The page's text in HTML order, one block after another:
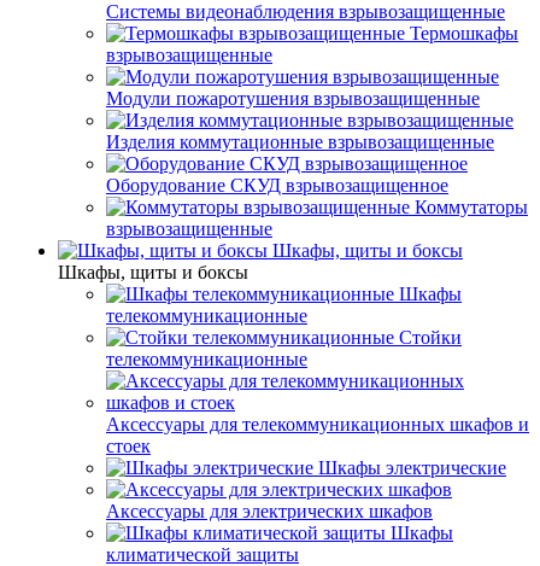
Системы видеонаблюдения взрывозащищенные
Термошкафы
взрывозащищенные
Модули пожаротушения взрывозащищенные
Изделия коммутационные взрывозащищенные
Оборудование СКУД взрывозащищенное
Коммутаторы
взрывозащищенные
Шкафы, щиты и боксы
Шкафы, щиты и боксы
Шкафы
телекоммуникационные
Стойки
телекоммуникационные
Аксессуары для телекоммуникационных шкафов и
стоек
Шкафы электрические
Аксессуары для электрических шкафов
Шкафы
климатической защиты